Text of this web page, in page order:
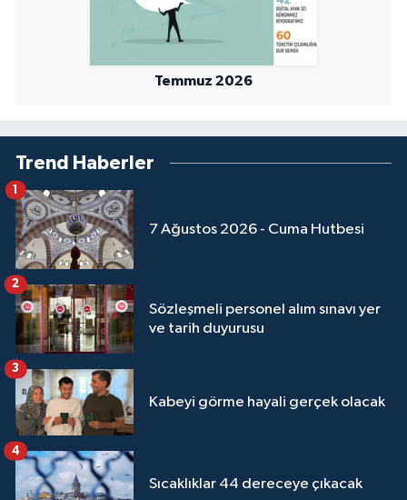
Temmuz 2026
Trend Haberler
7 Ağustos 2026 - Cuma Hutbesi
1
Sözleşmeli personel alım sınavı yer
ve tarih duyurusu
2
Kabeyi görme hayali gerçek olacak
3
Sıcaklıklar 44 dereceye çıkacak
4